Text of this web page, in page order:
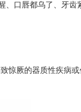
口唇都乌了、牙齿
惊厥的器质性疾病